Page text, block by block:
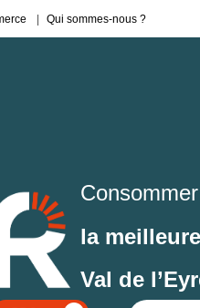
Qui sommes-nous ?
la
Val de